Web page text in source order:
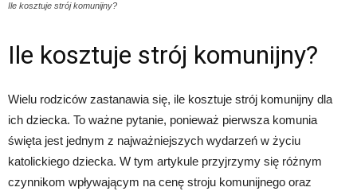
Ile kosztuje strój komunijny?
Ile kosztuje strój komunijny?
Wielu rodziców zastanawia się, ile kosztuje strój komunijny dla
ich dziecka. To ważne pytanie, ponieważ pierwsza komunia
święta jest jednym z najważniejszych wydarzeń w życiu
katolickiego dziecka. W tym artykule przyjrzymy się różnym
czynnikom wpływającym na cenę stroju komunijnego oraz